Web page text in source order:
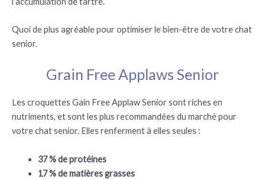
Quoi de plus agréable pour optimiser le bien-être de votre chat
senior.
Grain Free Applaws Senior
Les croquettes Gain Free Applaw Senior sont riches en
nutriments, et sont les plus recommandées du marché pour
votre chat senior. Elles renferment à elles seules :
37 % de protéines
17 % de matières grasses